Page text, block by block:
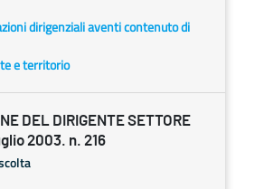
dirigenziali aventi contenuto di
e territorio
DEL DIRIGENTE SETTORE
2003. n. 216